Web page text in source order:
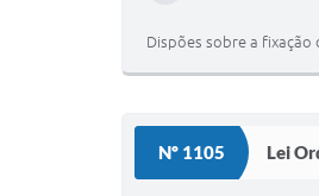
Dispões sobre a fixação
Nº 1105 Lei